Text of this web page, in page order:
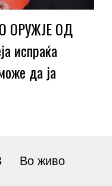
ОРУЖЈЕ ОД
испраќа
да ја
Во живо